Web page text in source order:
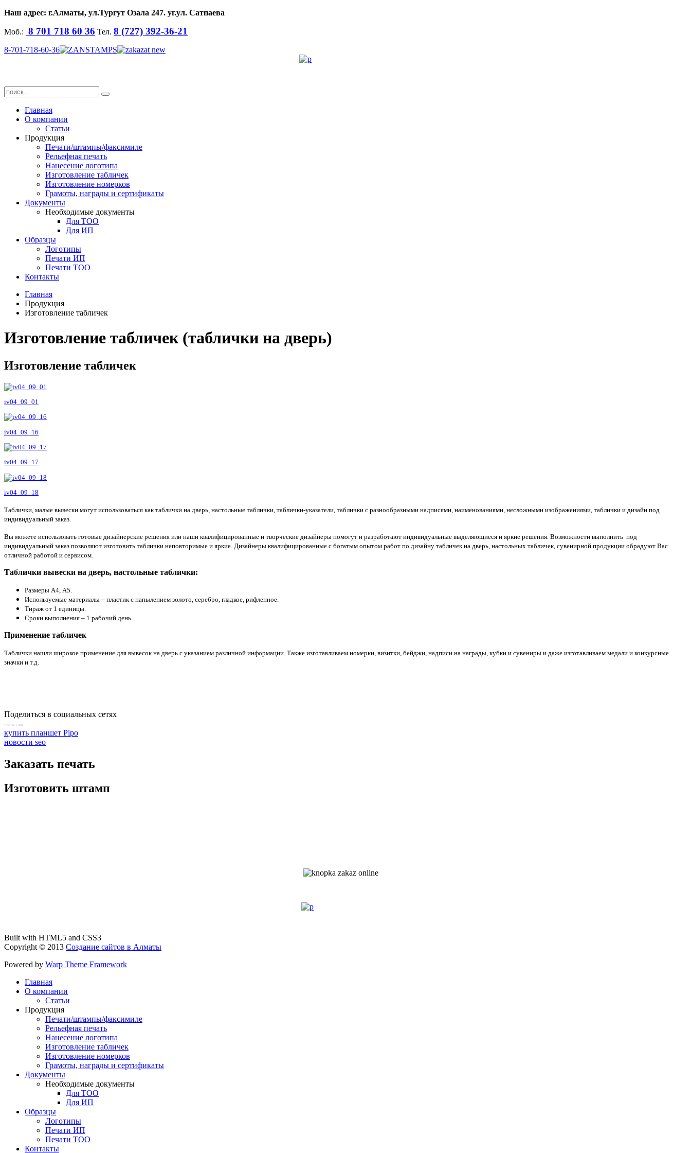
Наш адрес: г.Алматы, ул.Тургут Озала 247. уг.ул. Сатпаева
Моб.: 8 701 718 60 36 Тел. 8 (727) 392-36-21
8-701-718-60-36
Главная
О компании
Статьи
Продукция
Печати/штампы/факсимиле
Рельефная печать
Нанесение логотипа
Изготовление табличек
Изготовление номерков
Грамоты, награды и сертификаты
Документы
Необходимые документы
Для ТОО
Для ИП
Образцы
Логотипы
Печати ИП
Печати ТОО
Контакты
Главная
Продукция
Изготовление табличек
Изготовление табличек (таблички на дверь)
Изготовление табличек
iv04_09_01
iv04_09_16
iv04_09_17
iv04_09_18
Таблички, малые вывески могут использоваться как таблички на дверь, настольные таблички, таблички-указатели, таблички с разнообразными надписями, наименованиями, несложными изображениями, таблички и дизайн под
индивидуальный заказ.
Вы можете использовать готовые дизайнерские решения или наши квалифицированные и творческие дизайнеры помогут и разработают индивидуальные выделяющиеся и яркие решения. Возможности выполнить под
индивидуальный заказ позволяют изготовить таблички неповторимые и яркие. Дизайнеры квалифицированные с богатым опытом работ по дизайну табличек на дверь, настольных табличек, сувенирной продукции обрадуют Вас
отличной работой и сервисом.
Таблички вывески на дверь, настольные таблички:
Размеры А4, А5.
Используемые материалы – пластик с напылением золото, серебро, гладкое, рифленное.
Тираж от 1 единицы.
Сроки выполнения – 1 рабочий день.
Применение табличек
Таблички нашли широкое применение для вывесок на дверь с указанием различной информации. Также изготавливаем номерки, визитки, бейджи, надписи на награды, кубки и сувениры и даже изготавливаем медали и конкурсные
значки и т.д.
Поделиться в социальных сетях
Social Like
купить планшет Pipo
новости seo
Заказать печать
Изготовить штамп
Built with HTML5 and CSS3
Copyright © 2013 Создание сайтов в Алматы
Powered by Warp Theme Framework
Главная
О компании
Статьи
Продукция
Печати/штампы/факсимиле
Рельефная печать
Нанесение логотипа
Изготовление табличек
Изготовление номерков
Грамоты, награды и сертификаты
Документы
Необходимые документы
Для ТОО
Для ИП
Образцы
Логотипы
Печати ИП
Печати ТОО
Контакты